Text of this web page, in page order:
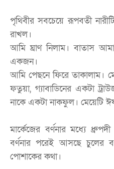
পৃথিবীর সবচেয়ে রূপবতী
রাখল।
আমি ঘ্রাণ নিলাম। বাতাস
একজন।
আমি পেছনে ফিরে তাকালাম।
ফতুয়া, গ্যাবাডিনের একটা
নাকে একটা নাকফুল। মেয়েটি
মার্কেজের বর্ণনার মধ্যে
বর্ণনার পরেই আসছে চুলের
পোশাকের কথা।